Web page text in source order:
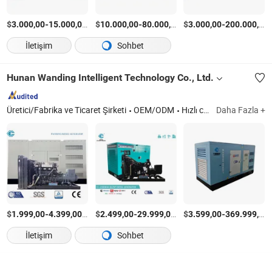
$3.000,00-15.000,00 /Ayarla
$10.000,00-80.000,00 /Ayarla
$3.000,00-200.000,00
İletişim
Sohbet
Hunan Wanding Intelligent Technology Co., Ltd.
Üretici/Fabrika ve Ticaret Şirketi OEM/ODM Hızlı cevap Daha Fazla +
$1.999,00-4.399,00/Parça
$2.499,00-29.999,00 /Parça
$3.599,00-369.999,00
İletişim
Sohbet